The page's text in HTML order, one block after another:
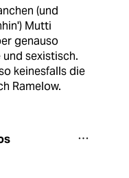
(und
Mutti
genauso
sexistisch.
keinesfalls die
Ramelow.